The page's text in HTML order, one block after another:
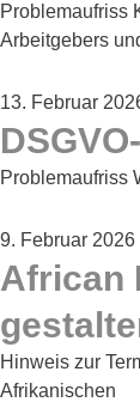
Problemaufriss
Arbeitgebers
13. Februar
Problemaufriss
9. Februar 2026
African
Hinweis zur
Afrikanischen